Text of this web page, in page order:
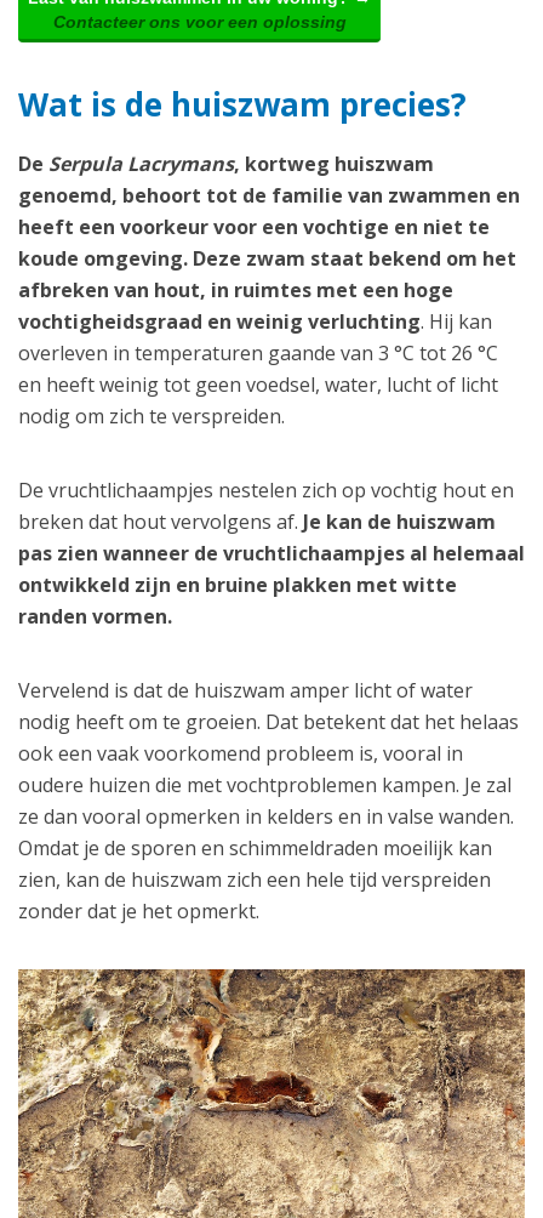
Contacteer ons voor een oplossing
Wat is de huiszwam precies?
De Serpula Lacrymans, kortweg huiszwam
genoemd, behoort tot de familie van zwammen en
heeft een voorkeur voor een vochtige en niet te
koude omgeving. Deze zwam staat bekend om het
afbreken van hout, in ruimtes met een hoge
vochtigheidsgraad en weinig verluchting. Hij kan
overleven in temperaturen gaande van 3 °C tot 26 °C
en heeft weinig tot geen voedsel, water, lucht of licht
nodig om zich te verspreiden.
De vruchtlichaampjes nestelen zich op vochtig hout en
breken dat hout vervolgens af. Je kan de huiszwam
pas zien wanneer de vruchtlichaampjes al helemaal
ontwikkeld zijn en bruine plakken met witte
randen vormen.
Vervelend is dat de huiszwam amper licht of water
nodig heeft om te groeien. Dat betekent dat het helaas
ook een vaak voorkomend probleem is, vooral in
oudere huizen die met vochtproblemen kampen. Je zal
ze dan vooral opmerken in kelders en in valse wanden.
Omdat je de sporen en schimmeldraden moeilijk kan
zien, kan de huiszwam zich een hele tijd verspreiden
zonder dat je het opmerkt.